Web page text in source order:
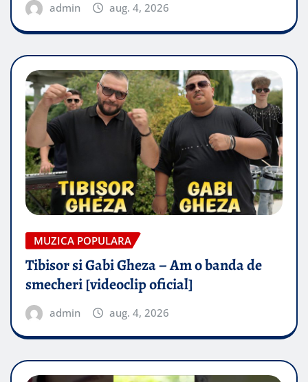
admin aug. 4, 2026
MUZICA POPULARA
Tibisor si Gabi Gheza – Am o banda de
smecheri [videoclip oficial]
admin aug. 4, 2026